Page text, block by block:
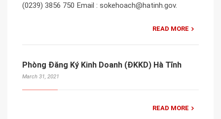
(0239) 3856 750 Email : sokehoach@hatinh.gov.
READ MORE
Phòng Đăng Ký Kinh Doanh (ĐKKD) Hà Tĩnh
March 31, 2021
READ MORE